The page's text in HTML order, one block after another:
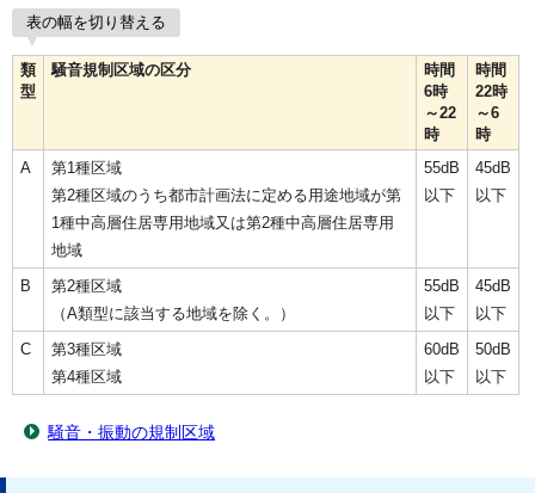
表の幅を切り替える
類
型
騒音規制区域の区分
時間
6時
～22
時
時間
22時
～6
時
A
第1種区域
第2種区域のうち都市計画法に定める用途地域が第
1種中高層住居専用地域又は第2種中高層住居専用
地域
55dB
以下
45dB
以下
B
第2種区域
（A類型に該当する地域を除く。）
55dB
以下
45dB
以下
C
第3種区域
第4種区域
60dB
以下
50dB
以下
騒音・振動の規制区域